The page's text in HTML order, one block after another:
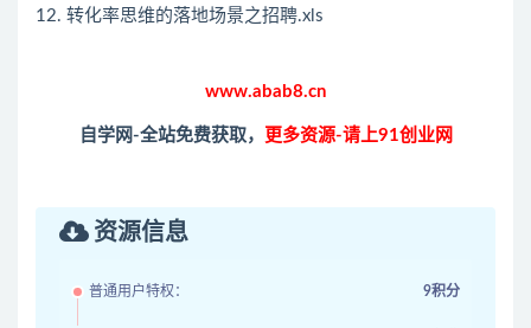
12. 转化率思维的落地场景之招聘.xls
www.abab8.cn
自学网-全站免费获取， 更多资源-请上91创业网
资源信息
普通用户特权： 9积分